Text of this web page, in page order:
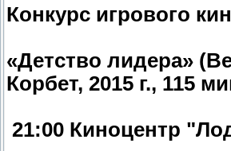
Конкурс игрового
«Детство лидера»
Корбет, 2015 г., 115
21:00 Киноцентр